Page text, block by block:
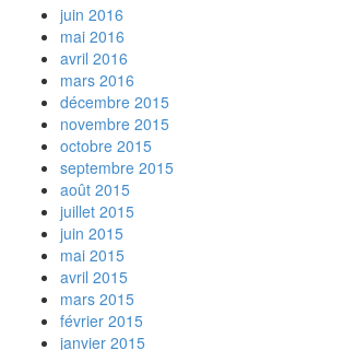
juin 2016
mai 2016
avril 2016
mars 2016
décembre 2015
novembre 2015
octobre 2015
septembre 2015
août 2015
juillet 2015
juin 2015
mai 2015
avril 2015
mars 2015
février 2015
janvier 2015